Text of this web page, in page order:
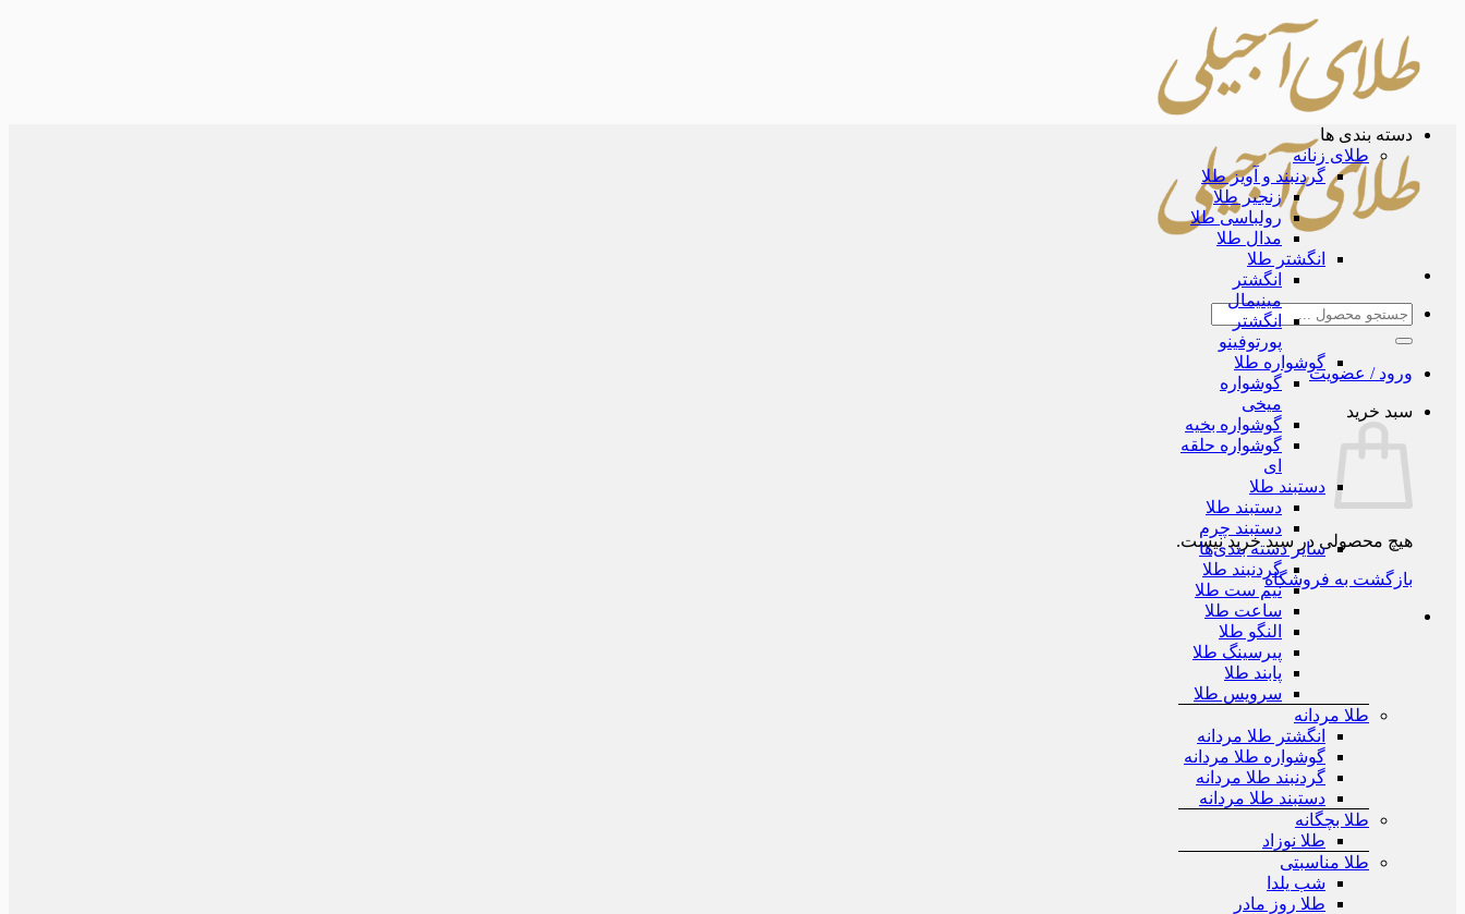
جستجو
ورود / عضویت
سبد خرید
هیچ محصولی در سبد خرید نیست.
بازگشت به فروشگاه
دسته بندی ها
طلای زنانه
گردنبند و آویز طلا
زنجیر طلا
رولباسی طلا
مدال طلا
انگشتر طلا
انگشتر
مینیمال
انگشتر
پورتوفینو
گوشواره طلا
گوشواره
میخی
گوشواره بخیه
گوشواره حلقه
ای
دستبند طلا
دستبند طلا
دستبند چرم
سایر دسته بندی‌ها
گردنبند طلا
نیم ست طلا
ساعت طلا
النگو طلا
پیرسینگ طلا
پابند طلا
سرویس طلا
طلا مردانه
انگشتر طلا مردانه
گوشواره طلا مردانه
گردنبند طلا مردانه
دستبند طلا مردانه
طلا بچگانه
طلا نوزاد
طلا مناسبتی
شب یلدا
طلا روز مادر